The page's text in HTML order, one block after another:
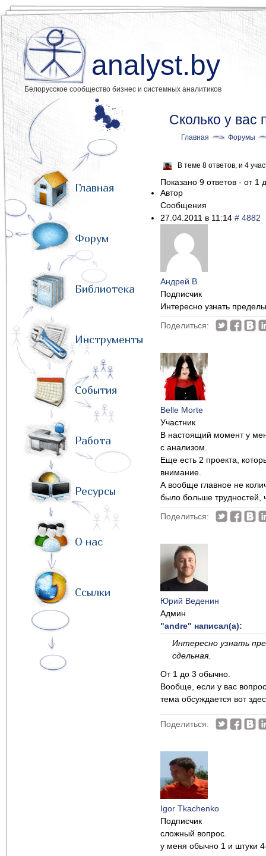
analyst.by
Белорусское сообщество бизнес и системных аналитиков
Главная
Форум
Библиотека
Инструменты
События
Работа
Ресурсы
О нас
Ссылки
Сколько у вас
Главная Форумы
В теме 8 ответов, и 4
Показано 9 ответов - от 1
Автор
Сообщения
27.04.2011 в 11:14 # 4882
Андрей В.
Подписчик
Интересно узнать
Поделиться:
Belle Morte
Участник
В настоящий момент у
с анализом.
Еще есть 2 проекта,
внимание.
А вообще главное не
было больше трудностей,
Поделиться:
Юрий Веденин
Админ
"andre" написал(а):
Интересно узнать
сдельная.
От 1 до 3 обычно.
Вообще, если у вас
тема обсуждается вот
Поделиться:
Igor Tkachenko
Подписчик
сложный вопрос.
у меня обычно 1 и штуки